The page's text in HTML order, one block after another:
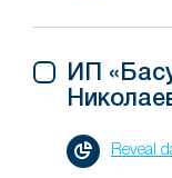
ИП
Reveal